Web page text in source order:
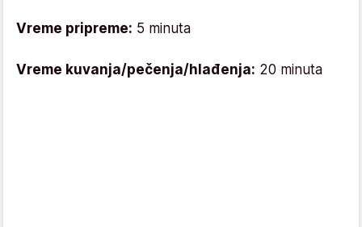
Vreme pripreme: 5 minuta
Vreme kuvanja/pečenja/hlađenja: 20 minuta